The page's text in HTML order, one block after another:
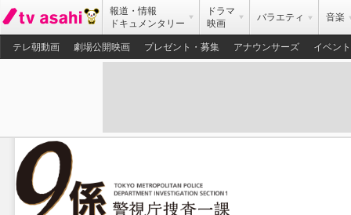
報道・情報
ドキュメンタリー
ドラマ
映画
バラエティ 音楽
テレ朝動画 劇場公開映画 プレゼント・募集 アナウンサーズ イベント